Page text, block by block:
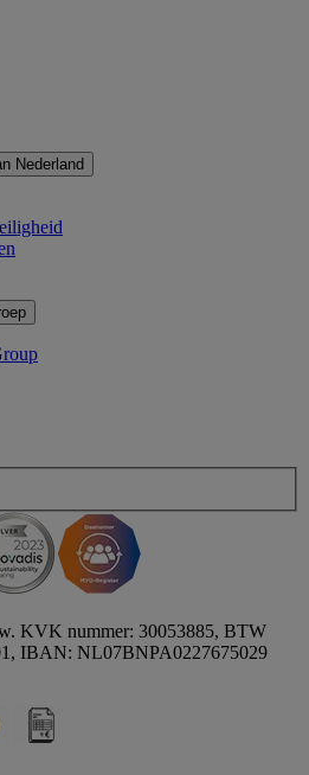
Nederland
KVK nummer: 30053885, BTW
IBAN: NL07BNPA0227675029